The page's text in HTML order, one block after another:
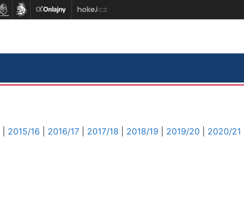
2015/16 2016/17 2017/18 2018/19 2019/20
2020/21